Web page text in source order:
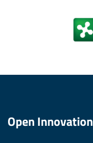
Open Innovation